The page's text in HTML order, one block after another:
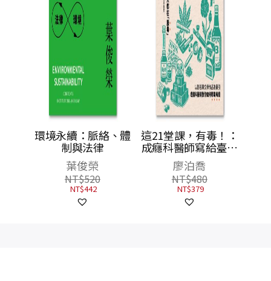
環境永續：脈絡、體
制與法律
葉俊榮
NT$520
NT$442
這21堂課，有毒！：
成癮科醫師寫給臺灣
人的當代成癮課
廖泊喬
NT$480
NT$379